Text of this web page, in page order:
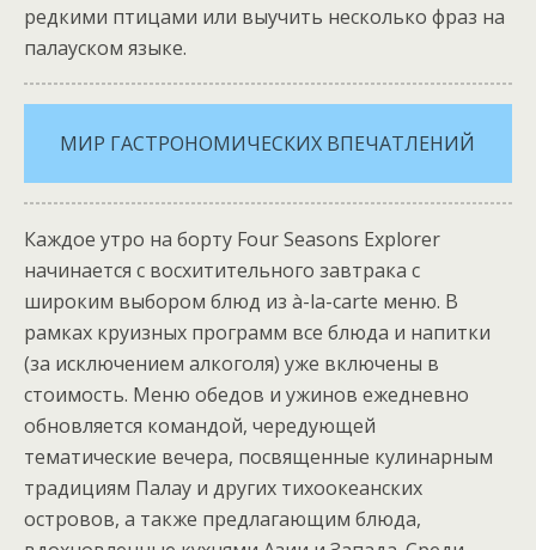
редкими птицами или выучить несколько фраз на
палауском языке.
МИР ГАСТРОНОМИЧЕСКИХ ВПЕЧАТЛЕНИЙ
Каждое утро на борту Four Seasons Explorer
начинается с восхитительного завтрака с
широким выбором блюд из à-la-carte меню. В
рамках круизных программ все блюда и напитки
(за исключением алкоголя) уже включены в
стоимость. Меню обедов и ужинов ежедневно
обновляется командой, чередующей
тематические вечера, посвященные кулинарным
традициям Палау и других тихоокеанских
островов, а также предлагающим блюда,